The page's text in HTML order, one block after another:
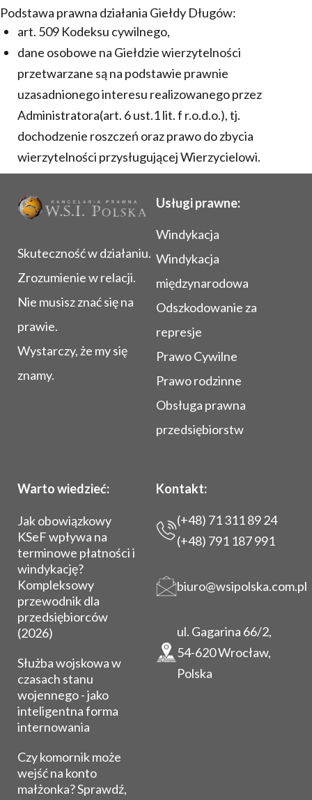
Podstawa prawna działania Giełdy Długów:
art. 509 Kodeksu cywilnego,
dane osobowe na Giełdzie wierzytelności
przetwarzane są na podstawie prawnie
uzasadnionego interesu realizowanego przez
Administratora(art. 6 ust.1 lit. f r.o.d.o.), tj.
dochodzenie roszczeń oraz prawo do zbycia
wierzytelności przysługującej Wierzycielowi.
Skuteczność w działaniu.
Zrozumienie w relacji.
Nie musisz znać się na
prawie.
Wystarczy, że my się
znamy.
Usługi prawne:
Windykacja
Windykacja
międzynarodowa
Odszkodowanie za
represje
Prawo Cywilne
Prawo rodzinne
Obsługa prawna
przedsiębiorstw
Warto wiedzieć:
Jak obowiązkowy
KSeF wpływa na
terminowe płatności i
windykację?
Kompleksowy
przewodnik dla
przedsiębiorców
(2026)
Służba wojskowa w
czasach stanu
wojennego - jako
inteligentna forma
internowania
Czy komornik może
wejść na konto
małżonka? Sprawdź,
Kontakt:
(+48) 71 311 89 24
(+48) 791 187 991
biuro@wsipolska.com.pl
ul. Gagarina 66/2,
54-620 Wrocław,
Polska